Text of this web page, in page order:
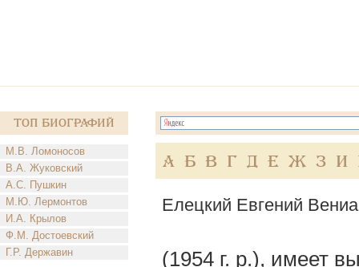
Топ Биографий
М.В. Ломоносов
В.А. Жуковский
А.С. Пушкин
М.Ю. Лермонтов
И.А. Крылов
Ф.М. Достоевский
Г.Р. Державин
А Б В Г Д Е Ж З И
Елецкий Евгений
(1954 г. р.), имеет